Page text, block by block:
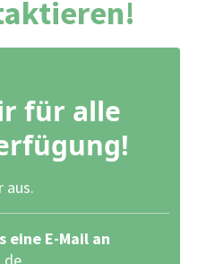
für alle
aus.
eine E-Mail an